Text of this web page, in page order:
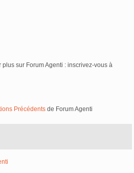
sur Forum Agenti : inscrivez-vous à
Précédents de Forum Agenti